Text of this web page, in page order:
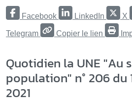
Facebook LinkedIn X
Telegram Copier le lien
Quotidien la UNE "Au
population" n° 206 du
2021